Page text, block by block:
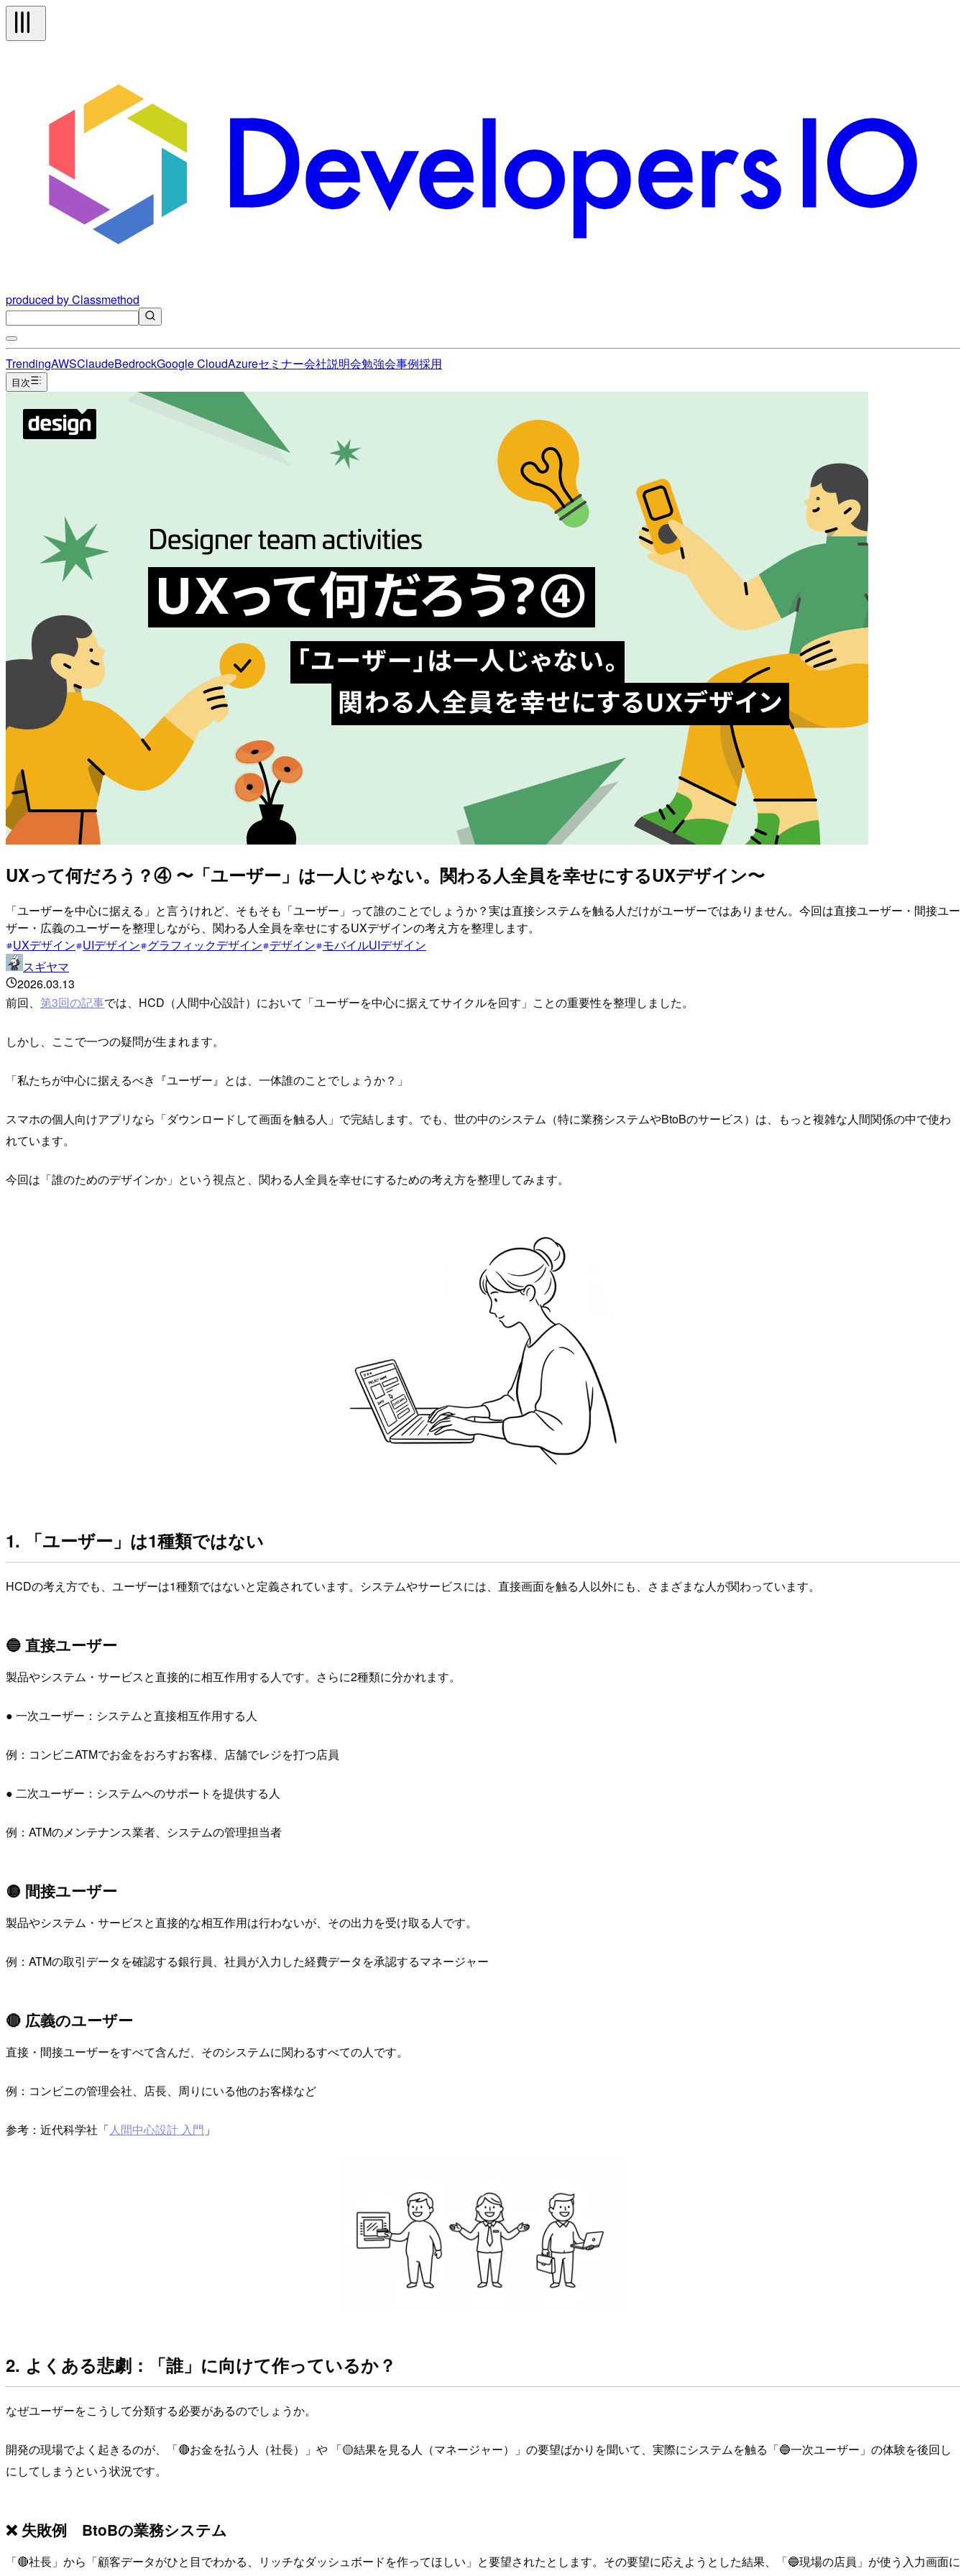
produced by Classmethod
TrendingAWSClaudeBedrockGoogle CloudAzureセミナー会社説明会勉強会事例採用
目次
UXって何だろう？④ 〜「ユーザー」は一人じゃない。関わる人全員を幸せにするUXデザイン〜
「ユーザーを中心に据える」と言うけれど、そもそも「ユーザー」って誰のことでしょうか？実は直接システムを触る人だけがユーザーではありません。今回は直接ユーザー・間接ユー
ザー・広義のユーザーを整理しながら、関わる人全員を幸せにするUXデザインの考え方を整理します。
UXデザイン UIデザイン グラフィックデザイン デザイン モバイルUIデザイン
スギヤマ
2026.03.13
前回、 第3回の記事では、HCD（人間中心設計）において「ユーザーを中心に据えてサイクルを回す」ことの重要性を整理しました。
しかし、ここで一つの疑問が生まれます。
「私たちが中心に据えるべき『ユーザー』とは、一体誰のことでしょうか？」
スマホの個人向けアプリなら「ダウンロードして画面を触る人」で完結します。でも、世の中のシステム（特に業務システムやBtoBのサービス）は、もっと複雑な人間関係の中で使わ
れています。
今回は「誰のためのデザインか」という視点と、関わる人全員を幸せにするための考え方を整理してみます。
1. 「ユーザー」は1種類ではない
HCDの考え方でも、ユーザーは1種類ではないと定義されています。システムやサービスには、直接画面を触る人以外にも、さまざまな人が関わっています。
🔵 直接ユーザー
製品やシステム・サービスと直接的に相互作用する人です。さらに2種類に分かれます。
● 一次ユーザー：システムと直接相互作用する人
例：コンビニATMでお金をおろすお客様、店舗でレジを打つ店員
● 二次ユーザー：システムへのサポートを提供する人
例：ATMのメンテナンス業者、システムの管理担当者
🟡 間接ユーザー
製品やシステム・サービスと直接的な相互作用は行わないが、その出力を受け取る人です。
例：ATMの取引データを確認する銀行員、社員が入力した経費データを承認するマネージャー
🔴 広義のユーザー
直接・間接ユーザーをすべて含んだ、そのシステムに関わるすべての人です。
例：コンビニの管理会社、店長、周りにいる他のお客様など
参考：近代科学社「人間中心設計 入門 」
2. よくある悲劇：「誰」に向けて作っているか？
なぜユーザーをこうして分類する必要があるのでしょうか。
開発の現場でよく起きるのが、「🔴お金を払う人（社長）」や 「🟡結果を見る人（マネージャー）」の要望ばかりを聞いて、実際にシステムを触る「🔵一次ユーザー」の体験を後回し
にしてしまうという状況です。
❌ 失敗例 BtoBの業務システム
「🔴社長」から「顧客データがひと目でわかる、リッチなダッシュボードを作ってほしい」と要望されたとします。その要望に応えようとした結果、「🔵現場の店員」が使う入力画面に